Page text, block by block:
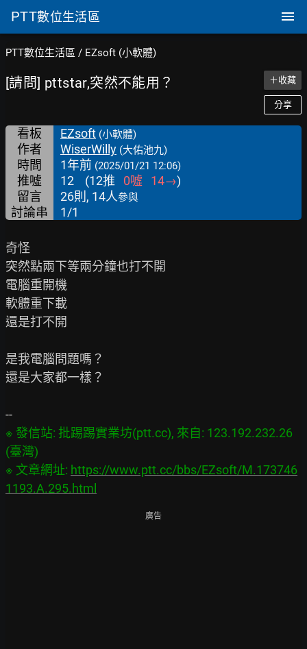
PTT數位生活區
PTT數位生活區 / EZsoft (小軟體)
[請問] pttstar,突然不能用？ ＋收藏
分享
看板 EZsoft (小軟體)
作者 WiserWilly (大佑池九)
時間 1年前 (2025/01/21 12:06)
推噓 12 (12推 0噓 14→)
留言
26則, 14人參與
討論串 1/1
奇怪
突然點兩下等兩分鐘也打不開
電腦重開機
軟體重下載
還是打不開
是我電腦問題嗎？
還是大家都一樣？
※ 發信站: 批踢踢實業坊(ptt.cc), 來自: 123.192.232.26
(臺灣)
※ 文章網址: https://www.ptt.cc/bbs/EZsoft/M.173746
1193.A.295.html
廣告